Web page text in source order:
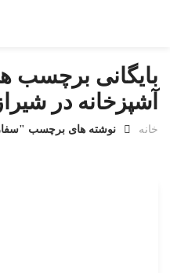
بایگانی برچسب
آشپزخانه در شیراز
خانه نوشته های برچسب